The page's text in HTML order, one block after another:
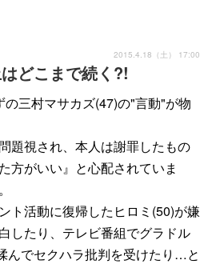
どこまで続く?!
2015.4.18（土） 17:00
三村マサカズ(47)の"言動"が物
題視され、本人は謝罪したもの
方がいい』と心配されていま
ト活動に復帰したヒロミ(50)が嫌
したり、テレビ番組でグラドル
んでセクハラ批判を受けたり…と